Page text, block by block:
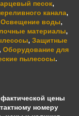
песок,
канала,
Освещение воды,
материалы,
, Защитные
, Оборудование для
пылесосы.
цены
номеру